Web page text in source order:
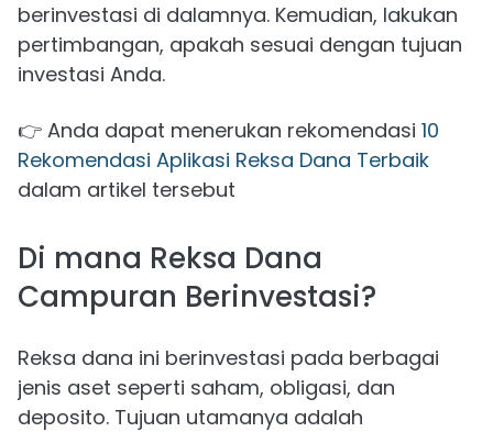
berinvestasi di dalamnya. Kemudian, lakukan
pertimbangan, apakah sesuai dengan tujuan
investasi Anda.
👉 Anda dapat menerukan rekomendasi 10
Rekomendasi Aplikasi Reksa Dana Terbaik
dalam artikel tersebut
Di mana Reksa Dana
Campuran Berinvestasi?
Reksa dana ini berinvestasi pada berbagai
jenis aset seperti saham, obligasi, dan
deposito. Tujuan utamanya adalah